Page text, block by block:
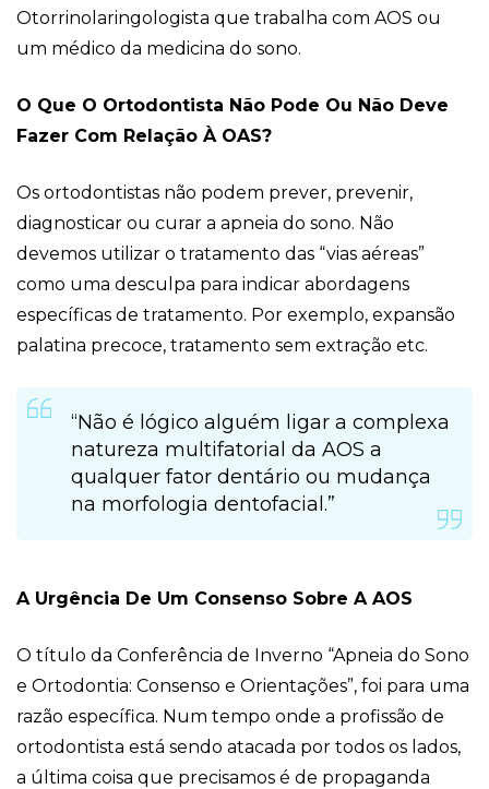
Otorrinolaringologista que trabalha com AOS ou
um médico da medicina do sono.
O Que O Ortodontista Não Pode Ou Não Deve
Fazer Com Relação À OAS?
Os ortodontistas não podem prever, prevenir,
diagnosticar ou curar a apneia do sono. Não
devemos utilizar o tratamento das “vias aéreas”
como uma desculpa para indicar abordagens
específicas de tratamento. Por exemplo, expansão
palatina precoce, tratamento sem extração etc.
“Não é lógico alguém ligar a complexa
natureza multifatorial da AOS a
qualquer fator dentário ou mudança
na morfologia dentofacial.”
A Urgência De Um Consenso Sobre A AOS
O título da Conferência de Inverno “Apneia do Sono
e Ortodontia: Consenso e Orientações”, foi para uma
razão específica. Num tempo onde a profissão de
ortodontista está sendo atacada por todos os lados,
a última coisa que precisamos é de propaganda